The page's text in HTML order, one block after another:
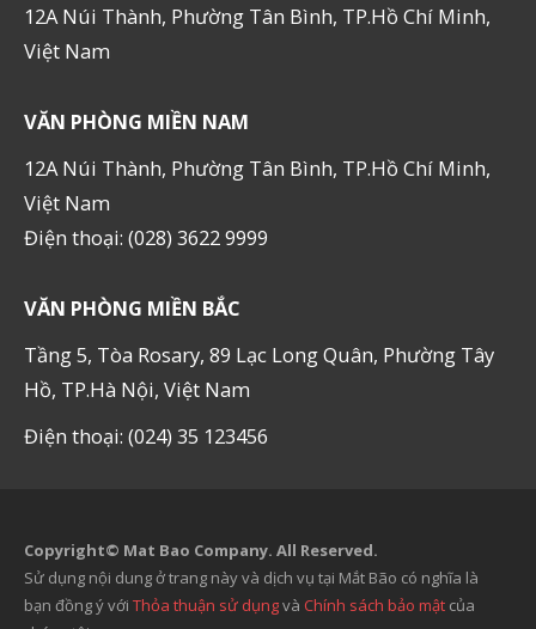
12A Núi Thành, Phường Tân Bình, TP.Hồ Chí Minh,
Việt Nam
VĂN PHÒNG MIỀN NAM
12A Núi Thành, Phường Tân Bình, TP.Hồ Chí Minh,
Việt Nam
Điện thoại: (028) 3622 9999
VĂN PHÒNG MIỀN BẮC
Tầng 5, Tòa Rosary, 89 Lạc Long Quân, Phường Tây
Hồ, TP.Hà Nội, Việt Nam
Điện thoại: (024) 35 123456
Copyright© Mat Bao Company. All Reserved.
Sử dụng nội dung ở trang này và dịch vụ tại Mắt Bão có nghĩa là
bạn đồng ý với Thỏa thuận sử dụngvà Chính sách bảo mật của